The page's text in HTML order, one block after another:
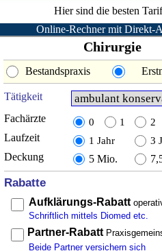
Hier sind die besten
Online-Rechner mit Direkt-